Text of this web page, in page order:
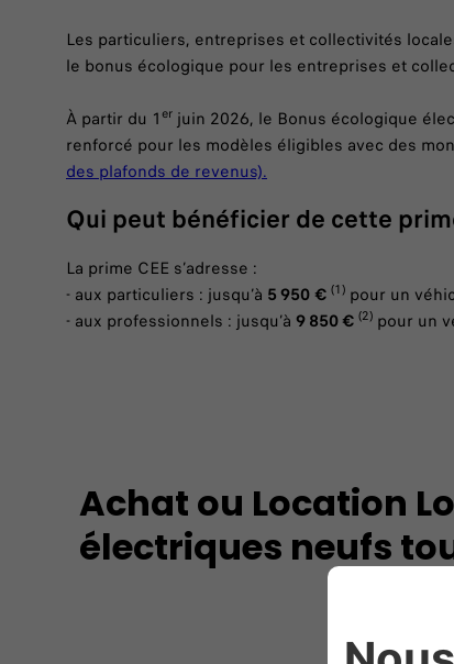
Les particuliers, entreprises et collectivités
le bonus écologique pour les entreprises et
À partir du 1er juin 2026, le Bonus écologique
renforcé pour les modèles éligibles avec des
des plafonds de revenus).
Qui peut bénéficier de cette
La prime CEE s’adresse :
- aux particuliers : jusqu’à 5 950€ (1) pour un
- aux professionnels : jusqu’à 9 850 € (2) pour un
Achat ou Location
électriques neufs